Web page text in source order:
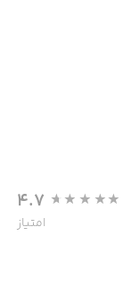
4.7
امتیاز